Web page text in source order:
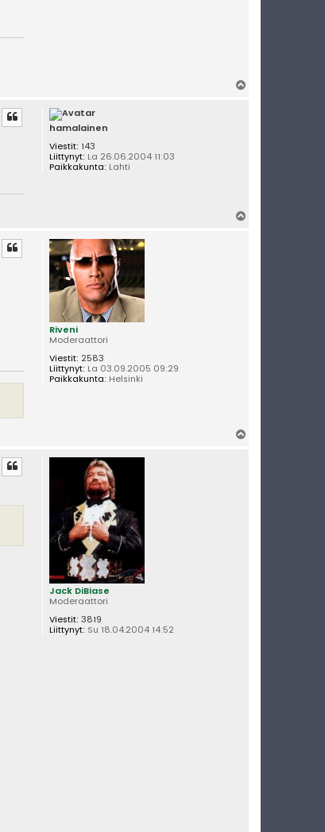
hamalainen
Viestit: 143
Liittynyt: La 26.06.2004 11:03
Paikkakunta: Lahti
Riveni
Moderaattori
Viestit: 2583
Liittynyt: La 03.09.2005 09:29
Paikkakunta: Helsinki
Jack DiBiase
Moderaattori
Viestit: 3819
Liittynyt: Su 18.04.2004 14:52